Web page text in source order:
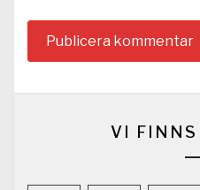
VI FINNS